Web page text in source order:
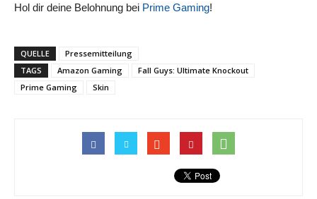
Hol dir deine Belohnung bei Prime Gaming!
QUELLE
Pressemitteilung
TAGS
Amazon Gaming
Fall Guys: Ultimate Knockout
Prime Gaming
Skin